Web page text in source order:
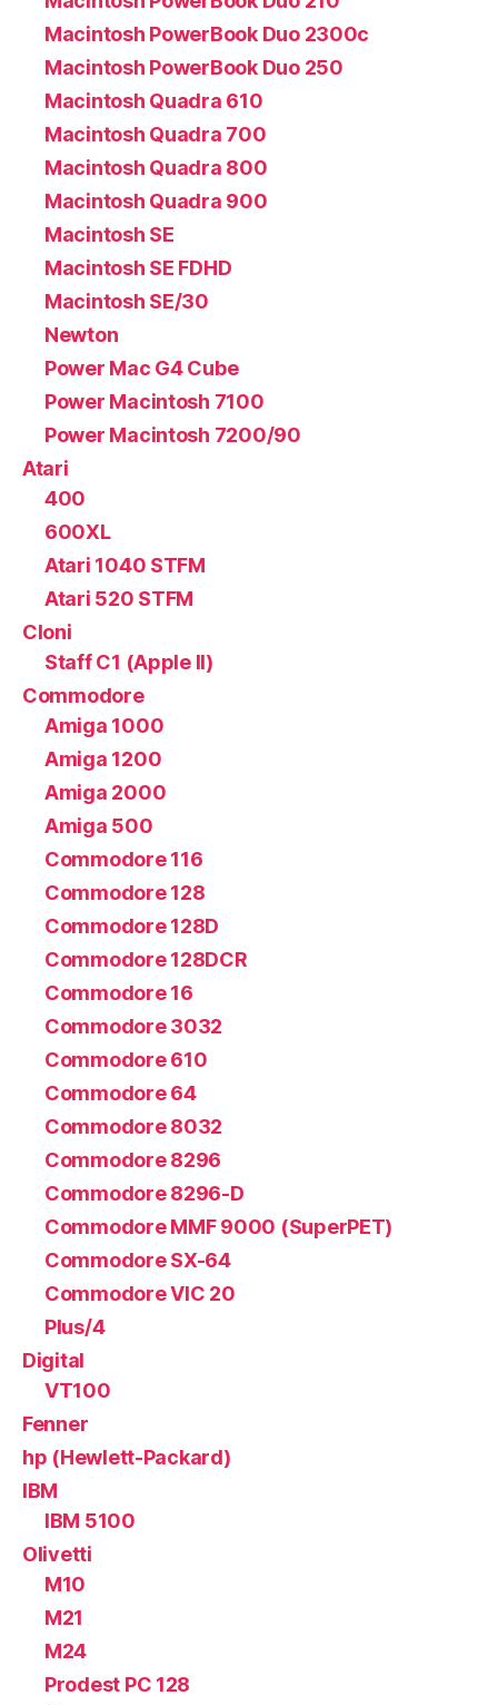
Macintosh PowerBook Duo 2300c
Macintosh PowerBook Duo 250
Macintosh Quadra 610
Macintosh Quadra 700
Macintosh Quadra 800
Macintosh Quadra 900
Macintosh SE
Macintosh SE FDHD
Macintosh SE/30
Newton
Power Mac G4 Cube
Power Macintosh 7100
Power Macintosh 7200/90
Atari
400
600XL
Atari 1040 STFM
Atari 520 STFM
Cloni
Staff C1 (Apple II)
Commodore
Amiga 1000
Amiga 1200
Amiga 2000
Amiga 500
Commodore 116
Commodore 128
Commodore 128D
Commodore 128DCR
Commodore 16
Commodore 3032
Commodore 610
Commodore 64
Commodore 8032
Commodore 8296
Commodore 8296-D
Commodore MMF 9000 (SuperPET)
Commodore SX-64
Commodore VIC 20
Plus/4
Digital
VT100
Fenner
hp (Hewlett-Packard)
IBM
IBM 5100
Olivetti
M10
M21
M24
Prodest PC 128